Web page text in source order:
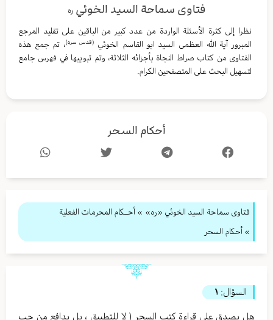
فتاوى سماحة السيد الخوئي ره
نظرا إلى كثرة الأسئلة الواردة من عدد كبير من الباقين على تقليد المرجع
المبرور آية الله العظمى السيد ابو القاسم الخوئي (قدس سره)، تم جمع هذه
الفتاوى من كتاب صراط النجاة بأجزائه الثلاثة، وتم تبويبها في فهرس جامع
لتسهيل البحث على المتصفحين الكرام.
أحكام السحر
فتاوى سماحة السيد الخوئي «ره» » أحــكام المحرمات الفعلية
» أحكام السحر
السؤال: ١
هل يصدق على قراءة كتب السحر ( لا للتطبيق ، بل بدافع من حب